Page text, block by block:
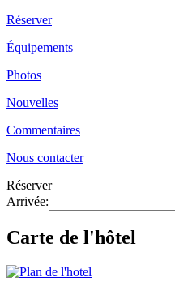
Réserver
Équipements
Photos
Nouvelles
Commentaires
Nous contacter
Réserver
Arrivée:
Carte de l'hôtel